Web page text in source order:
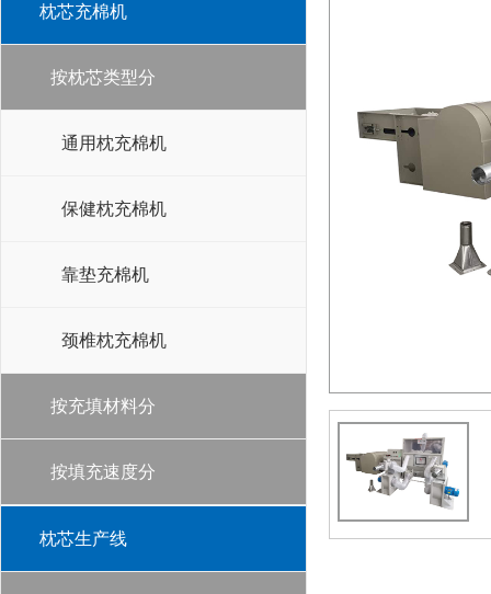
枕芯充棉机
按枕芯类型分
通用枕充棉机
保健枕充棉机
靠垫充棉机
颈椎枕充棉机
按充填材料分
按填充速度分
枕芯生产线